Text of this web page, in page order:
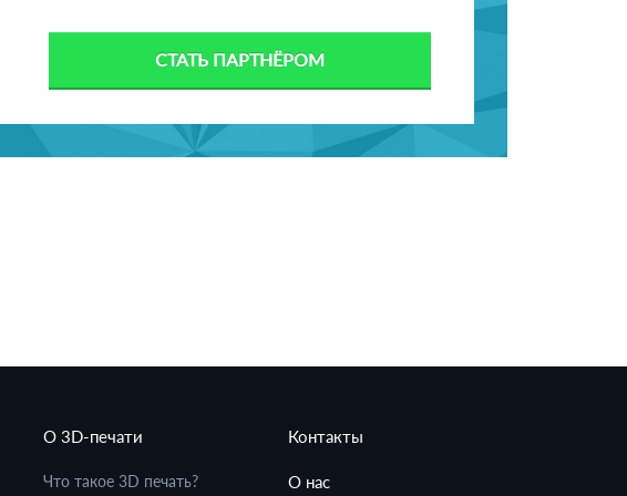
СТАТЬ ПАРТНЁРОМ
О 3D-печати
Что такое 3D печать?
Контакты
О нас